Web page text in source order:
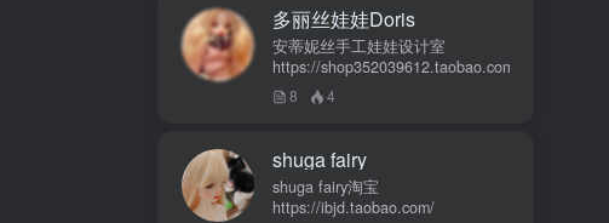
多丽丝娃娃Doris
安蒂妮丝手工娃娃设计室
https://shop352039612.taobao.com
8 4
shuga fairy
shuga fairy淘宝
https://ibjd.taobao.com/